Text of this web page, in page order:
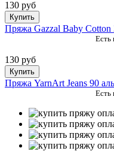
130 руб
Купить
Пряжа Gazzal Baby
Есть
130 руб
Купить
Пряжа YarnArt Jeans 90
Есть